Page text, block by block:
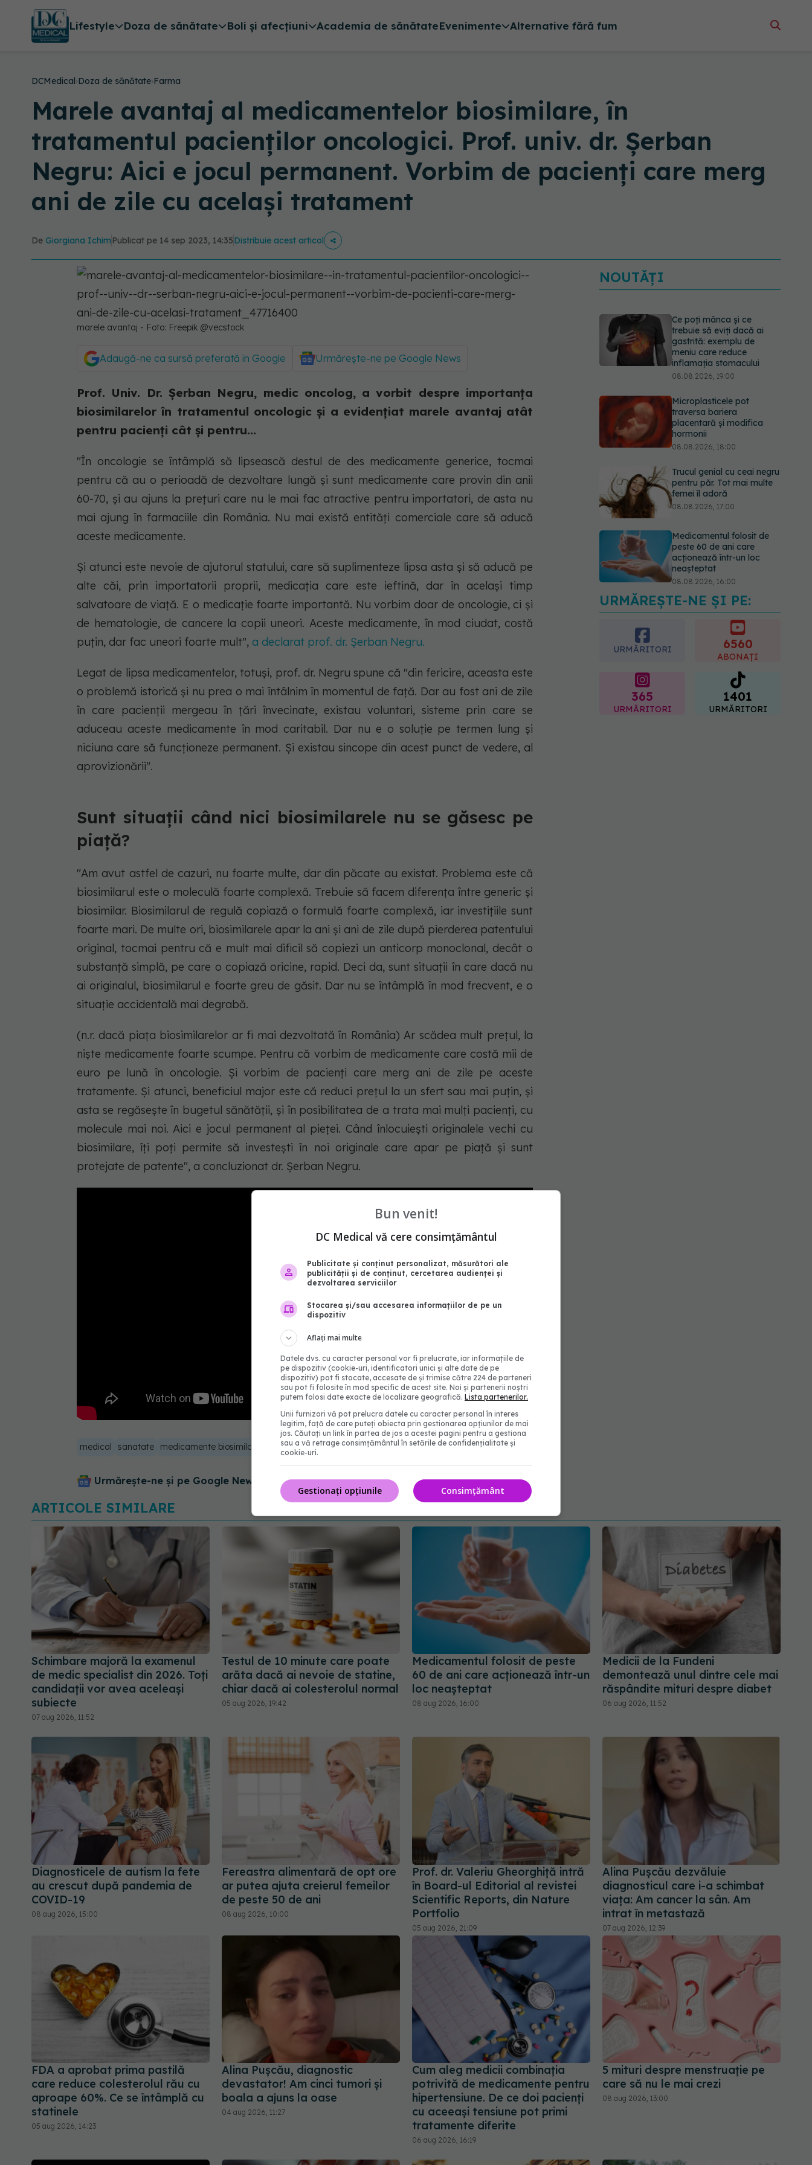
Lifestyle Doza de sănătate Boli și afecțiuni Academia de sănătateEvenimente Alternative fără fum
DCMedical›Doza de sănătate›Farma
Marele avantaj al medicamentelor biosimilare, în
tratamentul pacienţilor oncologici. Prof. univ. dr. Şerban
Negru: Aici e jocul permanent. Vorbim de pacienţi care merg
ani de zile cu acelaşi tratament
De Giorgiana Ichim Publicat pe 14 sep 2023, 14:35Distribuie acest articol
marele avantaj - Foto: Freepik @vecstock
Adaugă-ne ca sursă preferată în Google Urmărește-ne pe Google News
Prof. Univ. Dr. Şerban Negru, medic oncolog, a vorbit despre importanţa
biosimilarelor în tratamentul oncologic şi a evidenţiat marele avantaj atât
pentru pacienţi cât şi pentru...
"În oncologie se întâmplă să lipsească destul de des medicamente generice, tocmai
pentru că au o perioadă de dezvoltare lungă şi sunt medicamente care provin din anii
60-70, şi au ajuns la preţuri care nu le mai fac atractive pentru importatori, de asta nu
mai ajung în farmaciile din România. Nu mai există entităţi comerciale care să aducă
aceste medicamente.
Şi atunci este nevoie de ajutorul statului, care să suplimenteze lipsa asta şi să aducă pe
alte căi, prin importatorii proprii, medicaţia care este ieftină, dar în acelaşi timp
salvatoare de viaţă. E o medicaţie foarte importantă. Nu vorbim doar de oncologie, ci şi
de hematologie, de cancere la copii uneori. Aceste medicamente, în mod ciudat, costă
puţin, dar fac uneori foarte mult", a declarat prof. dr. Şerban Negru.
Legat de lipsa medicamentelor, totuşi, prof. dr. Negru spune că "din fericire, aceasta este
o problemă istorică şi nu prea o mai întâlnim în momentul de faţă. Dar au fost ani de zile
în care pacienţii mergeau în ţări învecinate, existau voluntari, sisteme prin care se
aduceau aceste medicamente în mod caritabil. Dar nu e o soluţie pe termen lung şi
niciuna care să funcţioneze permanent. Şi existau sincope din acest punct de vedere, al
aprovizionării".
Sunt situaţii când nici biosimilarele nu se găsesc pe
piaţă?
"Am avut astfel de cazuri, nu foarte multe, dar din păcate au existat. Problema este că
biosimilarul este o moleculă foarte complexă. Trebuie să facem diferenţa între generic şi
biosimilar. Biosimilarul de regulă copiază o formulă foarte complexă, iar investiţiile sunt
foarte mari. De multe ori, biosimilarele apar la ani şi ani de zile după pierderea patentului
original, tocmai pentru că e mult mai dificil să copiezi un anticorp monoclonal, decât o
substanţă simplă, pe care o copiază oricine, rapid. Deci da, sunt situaţii în care dacă nu
ai originalul, biosimilarul e foarte greu de găsit. Dar nu se întâmplă în mod frecvent, e o
situaţie accidentală mai degrabă.
(n.r. dacă piaţa biosimilarelor ar fi mai dezvoltată în România) Ar scădea mult preţul, la
nişte medicamente foarte scumpe. Pentru că vorbim de medicamente care costă mii de
euro pe lună în oncologie. Şi vorbim de pacienţi care merg ani de zile pe aceste
tratamente. Şi atunci, beneficiul major este că reduci preţul la un sfert sau mai puţin, şi
asta se regăseşte în bugetul sănătăţii, şi în posibilitatea de a trata mai mulţi pacienţi, cu
molecule mai noi. Aici e jocul permanent al pieţei. Când înlocuieşti originalele vechi cu
biosimilare, îţi poţi permite să investeşti în noi originale care apar pe piaţă şi sunt
protejate de patente", a concluzionat dr. Şerban Negru.
medical sanatate medicamente biosimilare serban negru
Urmărește-ne și pe Google News - abonează‑te!
NOUTĂȚI
Ce poți mânca și ce
trebuie să eviți dacă ai
gastrită: exemplu de
meniu care reduce
inflamația stomacului
08.08.2026, 19:00
Microplasticele pot
traversa bariera
placentară și modifica
hormonii
08.08.2026, 18:00
Trucul genial cu ceai negru
pentru păr. Tot mai multe
femei îl adoră
08.08.2026, 17:00
Medicamentul folosit de
peste 60 de ani care
acționează într-un loc
neașteptat
08.08.2026, 16:00
Transpirații nocturne:
semnul ignorat care poate
ascunde probleme
serioase de sănătate
08.08.2026, 20:00
URMĂREȘTE-NE ȘI PE:
URMĂRITORI 6560
ABONAȚI
365
URMĂRITORI
1401
URMĂRITORI
ARTICOLE SIMILARE
Schimbare majoră la examenul
de medic specialist din 2026. Toți
candidații vor avea aceleași
subiecte
07 aug 2026, 11:52
Testul de 10 minute care poate
arăta dacă ai nevoie de statine,
chiar dacă ai colesterolul normal
05 aug 2026, 19:42
Medicamentul folosit de peste
60 de ani care acționează într-un
loc neașteptat
08 aug 2026, 16:00
Medicii de la Fundeni
demontează unul dintre cele mai
răspândite mituri despre diabet
06 aug 2026, 11:52
Diagnosticele de autism la fete
au crescut după pandemia de
COVID-19
08 aug 2026, 15:00
Fereastra alimentară de opt ore
ar putea ajuta creierul femeilor
de peste 50 de ani
08 aug 2026, 10:00
Prof. dr. Valeriu Gheorghiță intră
în Board-ul Editorial al revistei
Scientific Reports, din Nature
Portfolio
05 aug 2026, 21:09
Alina Pușcău dezvăluie
diagnosticul care i-a schimbat
viața: Am cancer la sân. Am
intrat în metastază
07 aug 2026, 12:39
FDA a aprobat prima pastilă
care reduce colesterolul rău cu
aproape 60%. Ce se întâmplă cu
statinele
05 aug 2026, 14:23
Alina Pușcău, diagnostic
devastator! Am cinci tumori și
boala a ajuns la oase
04 aug 2026, 11:27
Cum aleg medicii combinația
potrivită de medicamente pentru
hipertensiune. De ce doi pacienți
cu aceeași tensiune pot primi
tratamente diferite
06 aug 2026, 16:19
5 mituri despre menstruație pe
care să nu le mai crezi
08 aug 2026, 13:00
Bun venit!
DC Medical vă cere consimțământul
Publicitate și conținut personalizat, măsurători ale
publicității și de conținut, cercetarea audienței și
dezvoltarea serviciilor
Stocarea și/sau accesarea informațiilor de pe un
dispozitiv
Aflați mai multe
Datele dvs. cu caracter personal vor fi prelucrate, iar informațiile de
pe dispozitiv (cookie-uri, identificatori unici și alte date de pe
dispozitiv) pot fi stocate, accesate de și trimise către 224 de parteneri
sau pot fi folosite în mod specific de acest site. Noi și partenerii noștri
putem folosi date exacte de localizare geografică. Lista partenerilor.
Unii furnizori vă pot prelucra datele cu caracter personal în interes
legitim, față de care puteți obiecta prin gestionarea opțiunilor de mai
jos. Căutați un link în partea de jos a acestei pagini pentru a gestiona
sau a vă retrage consimțământul în setările de confidențialitate și
cookie-uri.
Consimțământ
Gestionați opțiunile